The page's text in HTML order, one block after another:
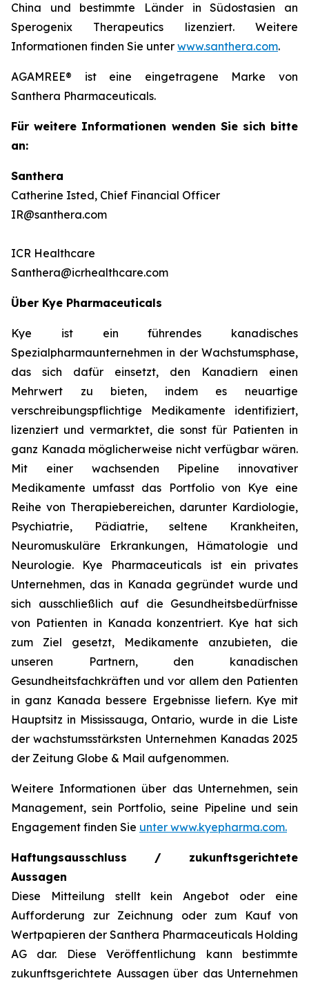
China und bestimmte Länder in Südostasien an
Sperogenix Therapeutics lizenziert. Weitere
Informationen finden Sie unter www.santhera.com.
AGAMREE® ist eine eingetragene Marke von
Santhera Pharmaceuticals.
Für weitere Informationen wenden Sie sich bitte
an:
Santhera
Catherine Isted, Chief Financial Officer
IR@santhera.com
ICR Healthcare
Santhera@icrhealthcare.com
Über Kye Pharmaceuticals
Kye ist ein führendes kanadisches
Spezialpharmaunternehmen in der Wachstumsphase,
das sich dafür einsetzt, den Kanadiern einen
Mehrwert zu bieten, indem es neuartige
verschreibungspflichtige Medikamente identifiziert,
lizenziert und vermarktet, die sonst für Patienten in
ganz Kanada möglicherweise nicht verfügbar wären.
Mit einer wachsenden Pipeline innovativer
Medikamente umfasst das Portfolio von Kye eine
Reihe von Therapiebereichen, darunter Kardiologie,
Psychiatrie, Pädiatrie, seltene Krankheiten,
Neuromuskuläre Erkrankungen, Hämatologie und
Neurologie. Kye Pharmaceuticals ist ein privates
Unternehmen, das in Kanada gegründet wurde und
sich ausschließlich auf die Gesundheitsbedürfnisse
von Patienten in Kanada konzentriert. Kye hat sich
zum Ziel gesetzt, Medikamente anzubieten, die
unseren Partnern, den kanadischen
Gesundheitsfachkräften und vor allem den Patienten
in ganz Kanada bessere Ergebnisse liefern. Kye mit
Hauptsitz in Mississauga, Ontario, wurde in die Liste
der wachstumsstärksten Unternehmen Kanadas 2025
der Zeitung Globe & Mail aufgenommen.
Weitere Informationen über das Unternehmen, sein
Management, sein Portfolio, seine Pipeline und sein
Engagement finden Sie unter www.kyepharma.com.
Haftungsausschluss / zukunftsgerichtete
Aussagen
Diese Mitteilung stellt kein Angebot oder eine
Aufforderung zur Zeichnung oder zum Kauf von
Wertpapieren der Santhera Pharmaceuticals Holding
AG dar. Diese Veröffentlichung kann bestimmte
zukunftsgerichtete Aussagen über das Unternehmen